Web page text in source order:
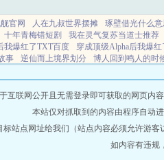
官网 人在九叔世界摆摊 琢壁借光什么意
十年青梅错短剧 我在灵气复苏当道士推荐
我爆红了TXT百度 穿成顶级Alpha后我爆红
事 逆仙而上境界划分 博人回到鸣人的时
种田文吗 我的1977从看穿一切开始李卫民
小说 夜猫小说 锦鲤小说 素趣小说 霁云
天木小说 黛山小说 极速小说 看那
说 幻聚小说 浅森小说 万华小说 墨星小
互联网公开且无需登录即可获取的网页内
本站仅对抓取到的内容由程序自动
标站点网址给我们（站点内容必须允许游
如内容有违规